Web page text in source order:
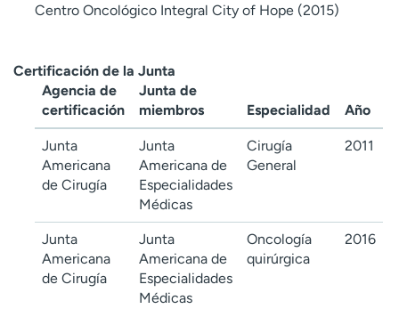
Centro Oncológico Integral City of Hope (2015)
Certificación de la Junta
Agencia de
certificación
Junta de
miembros
Especialidad Año
Junta
Americana
de Cirugía
Junta
Americana de
Especialidades
Médicas
Cirugía
General
2011
Junta
Americana
de Cirugía
Junta
Americana de
Especialidades
Médicas
Oncología
quirúrgica
2016